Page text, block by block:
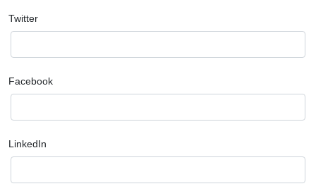
Twitter
Facebook
LinkedIn